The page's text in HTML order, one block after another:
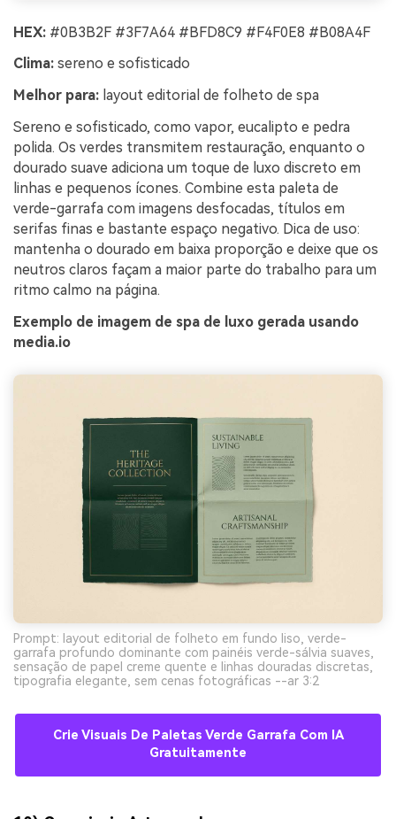
HEX: #0B3B2F #3F7A64 #BFD8C9 #F4F0E8 #B08A4F
Clima: sereno e sofisticado
Melhor para: layout editorial de folheto de spa
Sereno e sofisticado, como vapor, eucalipto e pedra
polida. Os verdes transmitem restauração, enquanto o
dourado suave adiciona um toque de luxo discreto em
linhas e pequenos ícones. Combine esta paleta de
verde-garrafa com imagens desfocadas, títulos em
serifas finas e bastante espaço negativo. Dica de uso:
mantenha o dourado em baixa proporção e deixe que os
neutros claros façam a maior parte do trabalho para um
ritmo calmo na página.
Exemplo de imagem de spa de luxo gerada usando
media.io
Prompt: layout editorial de folheto em fundo liso, verde-
garrafa profundo dominante com painéis verde-sálvia suaves,
sensação de papel creme quente e linhas douradas discretas,
tipografia elegante, sem cenas fotográficas --ar 3:2
Crie Visuais De Paletas Verde Garrafa Com IA
Gratuitamente